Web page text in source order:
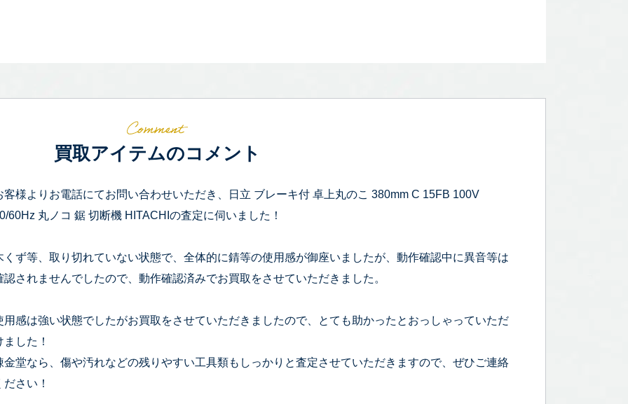
買取アイテムのコメント
客様よりお電話にてお問い合わせいただき、日立 ブレーキ付 卓上丸のこ 380mm C 15FB 100V
60Hz 丸ノコ 鋸 切断機 HITACHIの査定に伺いました！
くず等、取り切れていない状態で、全体的に錆等の使用感が御座いましたが、動作確認中に異音等は
認されませんでしたので、動作確認済みでお買取をさせていただきました。
用感は強い状態でしたがお買取をさせていただきましたので、とても助かったとおっしゃっていただ
ました！
金堂なら、傷や汚れなどの残りやすい工具類もしっかりと査定させていただきますので、ぜひご連絡
ださい！